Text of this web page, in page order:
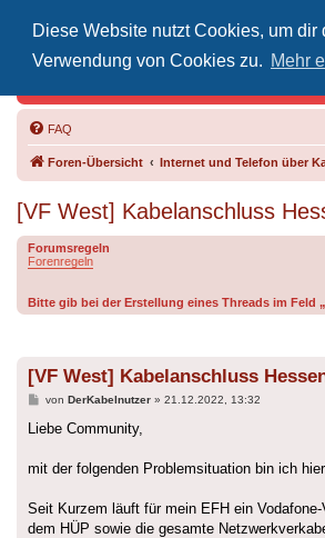
Diese Website nutzt Cookies, um
Verwendung von Cookies zu. Mehr
FAQ
Foren-Übersicht Internet und Telefon über
[VF West] Kabelanschluss
Forumsregeln
Forenregeln
Bitte gib bei der Erstellung eines Threads im Feld
[VF West] Kabelanschluss
Beitrag
von DerKabelnutzer» 21.12.2022, 13:32
Liebe Community,
mit der folgenden Problemsituation bin ich
Seit Kurzem läuft für mein EFH ein
dem HÜP sowie die gesamte